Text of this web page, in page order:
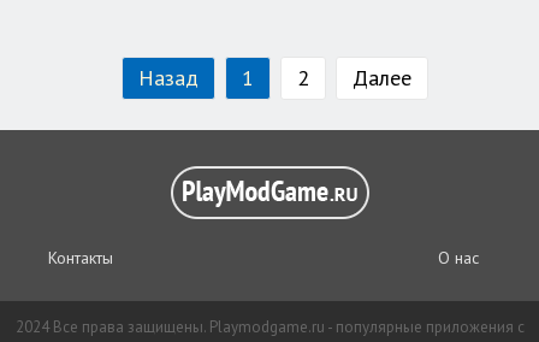
Назад 1 2 Далее
Контакты О нас
2024 Все права защищены. Playmodgame.ru - популярные приложения с